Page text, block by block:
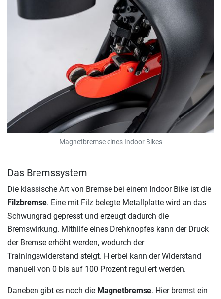
Magnetbremse eines Indoor Bikes
Das Bremssystem
Die klassische Art von Bremse bei einem Indoor Bike ist die
Filzbremse. Eine mit Filz belegte Metallplatte wird an das
Schwungrad gepresst und erzeugt dadurch die
Bremswirkung. Mithilfe eines Drehknopfes kann der Druck
der Bremse erhöht werden, wodurch der
Trainingswiderstand steigt. Hierbei kann der Widerstand
manuell von 0 bis auf 100 Prozent reguliert werden.
Daneben gibt es noch die Magnetbremse. Hier bremst ein